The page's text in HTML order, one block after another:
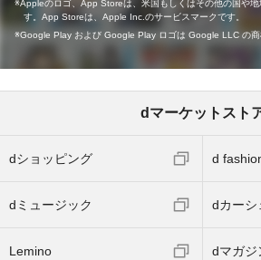
Appleのロゴ、App Storeは、米国もしくはその他の国や
す。App Storeは、Apple Inc.のサービスマークです。
Google Play および Google Play ロゴは Google LLC の商
dマーケットスト
dショッピング d
dミュージック dカーシ
Lemino dマガジ